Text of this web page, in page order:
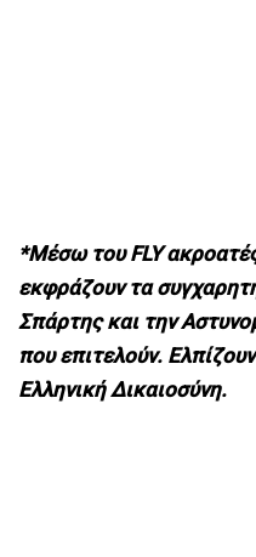
*Μέσω του FLY
εκφράζουν τα
Σπάρτης και την
που επιτελούν.
Ελληνική Δικαιοσύνη.